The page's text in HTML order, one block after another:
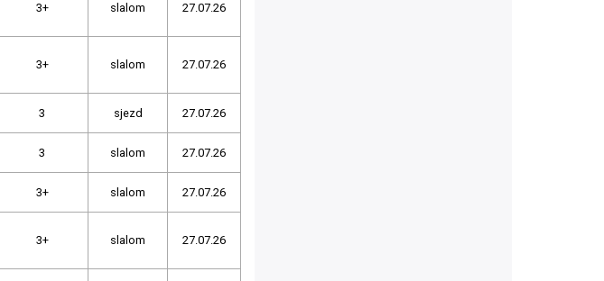
3+ slalom 27.07.26
3+ slalom 27.07.26
3 sjezd 27.07.26
3 slalom 27.07.26
3+ slalom 27.07.26
3+ slalom 27.07.26